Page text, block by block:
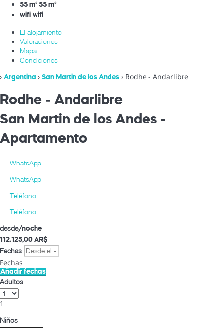
55 m² 55 m²
wifi wifi
El alojamiento
Valoraciones
Mapa
Condiciones
› Argentina › San Martin de los Andes › Rodhe - Andarlibre
Rodhe - Andarlibre
San Martin de los Andes -
Apartamento
WhatsApp
WhatsApp
Teléfono
Teléfono
desde/noche
112.125,00 AR$
Fechas
Fechas
Añadir fechas
Adultos
1
Niños